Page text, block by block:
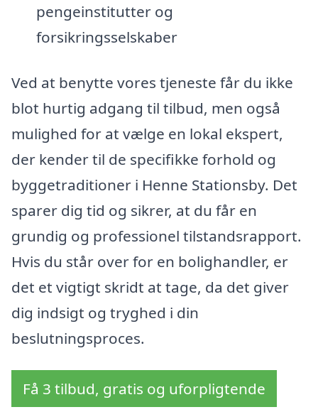
pengeinstitutter og
forsikringsselskaber
Ved at benytte vores tjeneste får du ikke
blot hurtig adgang til tilbud, men også
mulighed for at vælge en lokal ekspert,
der kender til de specifikke forhold og
byggetraditioner i Henne Stationsby. Det
sparer dig tid og sikrer, at du får en
grundig og professionel tilstandsrapport.
Hvis du står over for en bolighandler, er
det et vigtigt skridt at tage, da det giver
dig indsigt og tryghed i din
beslutningsproces.
Få 3 tilbud, gratis og uforpligtende